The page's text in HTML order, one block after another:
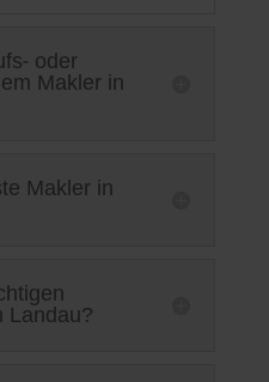
oder
Makler in
Makler in
Landau?